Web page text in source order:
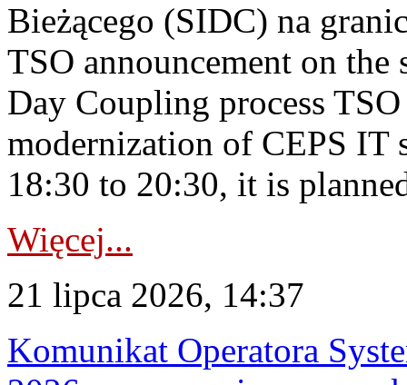
Bieżącego (SIDC) na
TSO announcement on
Day Coupling process
modernization of CEPS IT
18:30 to 20:30, it is
Więcej...
21 lipca 2026, 14:37
Komunikat Operatora